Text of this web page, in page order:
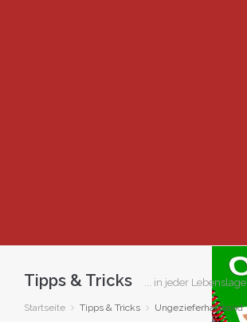
Tipps & Tricks ... in jeder Lebenslage
Startseite Tipps & Tricks Ungezieferhalsband